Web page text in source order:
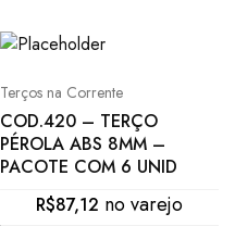
Terços na Corrente
COD.420 – TERÇO
PÉROLA ABS 8MM –
PACOTE COM 6 UNID
R$87,12